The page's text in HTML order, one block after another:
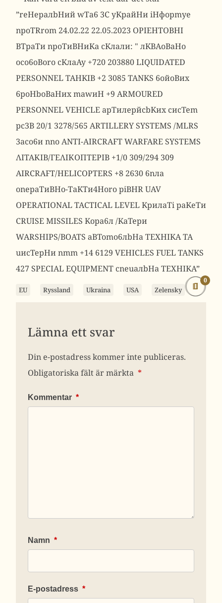
EU Ryssland Ukraina USA Zelensky
0
Lämna ett svar
Din e-postadress kommer inte publiceras.
Obligatoriska fält är märkta *
Kommentar *
Namn *
E-postadress *